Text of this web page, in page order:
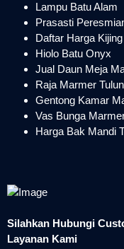
Lampu Batu Alam
Prasasti
Daftar Harga
Hiolo Batu Onyx
Jual Daun Meja
Raja Marmer
Gentong Kamar
Vas Bunga
Harga Bak Mandi
Silahkan Hubungi
Layanan Kami